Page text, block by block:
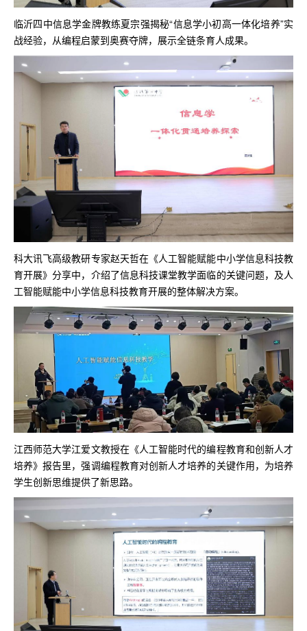
临沂四中信息学金牌教练夏宗强揭秘“信息学小初高一体化培养”实
战经验，从编程启蒙到奥赛夺牌，展示全链条育人成果。
科大讯飞高级教研专家赵天哲在《人工智能赋能中小学信息科技教
育开展》分享中，介绍了信息科技课堂教学面临的关键问题，及人
工智能赋能中小学信息科技教育开展的整体解决方案。
江西师范大学江爱文教授在《人工智能时代的编程教育和创新人才
培养》报告里，强调编程教育对创新人才培养的关键作用，为培养
学生创新思维提供了新思路。